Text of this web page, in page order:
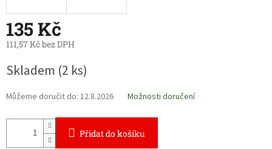
135 Kč
111,57 Kč bez DPH
cena:
Skladem (2 ks)
Můžeme doručit do: 12.8.2026 Možnosti doručení
Přidat do košíku